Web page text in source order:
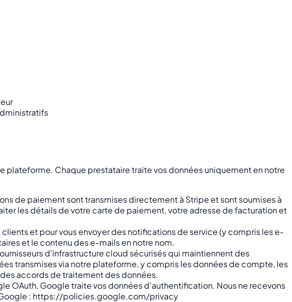
plateforme. Chaque prestataire traite vos données uniquement en notre
de paiement sont transmises directement à Stripe et sont soumises à
les détails de votre carte de paiement, votre adresse de facturation et
et pour vous envoyer des notifications de service (y compris les e-
et le contenu des e-mails en notre nom.
d'infrastructure cloud sécurisés qui maintiennent des
transmises via notre plateforme, y compris les données de compte, les
accords de traitement des données.
OAuth, Google traite vos données d'authentification. Nous ne recevons
: https://policies.google.com/privacy